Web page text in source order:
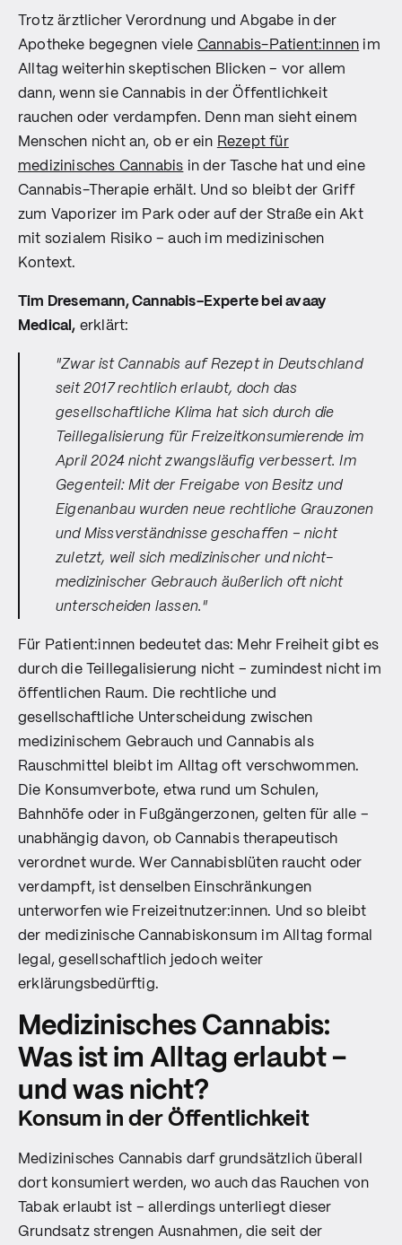
Trotz ärztlicher Verordnung und Abgabe in der
Apotheke begegnen viele Cannabis-Patient:innen im
Alltag weiterhin skeptischen Blicken – vor allem
dann, wenn sie Cannabis in der Öffentlichkeit
rauchen oder verdampfen. Denn man sieht einem
Menschen nicht an, ob er ein Rezept für
medizinisches Cannabis in der Tasche hat und eine
Cannabis-Therapie erhält. Und so bleibt der Griff
zum Vaporizer im Park oder auf der Straße ein Akt
mit sozialem Risiko – auch im medizinischen
Kontext.
Tim Dresemann, Cannabis-Experte bei avaay
Medical, erklärt:
"Zwar ist Cannabis auf Rezept in Deutschland
seit 2017 rechtlich erlaubt, doch das
gesellschaftliche Klima hat sich durch die
Teillegalisierung für Freizeitkonsumierende im
April 2024 nicht zwangsläufig verbessert. Im
Gegenteil: Mit der Freigabe von Besitz und
Eigenanbau wurden neue rechtliche Grauzonen
und Missverständnisse geschaffen – nicht
zuletzt, weil sich medizinischer und nicht-
medizinischer Gebrauch äußerlich oft nicht
unterscheiden lassen."
Für Patient:innen bedeutet das: Mehr Freiheit gibt es
durch die Teillegalisierung nicht – zumindest nicht im
öffentlichen Raum. Die rechtliche und
gesellschaftliche Unterscheidung zwischen
medizinischem Gebrauch und Cannabis als
Rauschmittel bleibt im Alltag oft verschwommen.
Die Konsumverbote, etwa rund um Schulen,
Bahnhöfe oder in Fußgängerzonen, gelten für alle –
unabhängig davon, ob Cannabis therapeutisch
verordnet wurde. Wer Cannabisblüten raucht oder
verdampft, ist denselben Einschränkungen
unterworfen wie Freizeitnutzer:innen. Und so bleibt
der medizinische Cannabiskonsum im Alltag formal
legal, gesellschaftlich jedoch weiter
erklärungsbedürftig.
Medizinisches Cannabis:
Was ist im Alltag erlaubt –
und was nicht?
Konsum in der Öffentlichkeit
Medizinisches Cannabis darf grundsätzlich überall
dort konsumiert werden, wo auch das Rauchen von
Tabak erlaubt ist – allerdings unterliegt dieser
Grundsatz strengen Ausnahmen, die seit der